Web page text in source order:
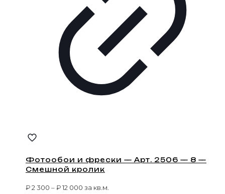
Фотообои и фрески — Арт. 2506 — 8 —
Смешной кролик
₽2 300 –₽12 000 за кв.м.